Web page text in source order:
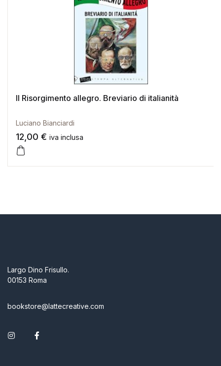
Il Risorgimento allegro. Breviario di italianità
Luciano Bianciardi
12,00 € iva inclusa
Largo Dino Frisullo.
00153 Roma
bookstore@lattecreative.com
Instagram